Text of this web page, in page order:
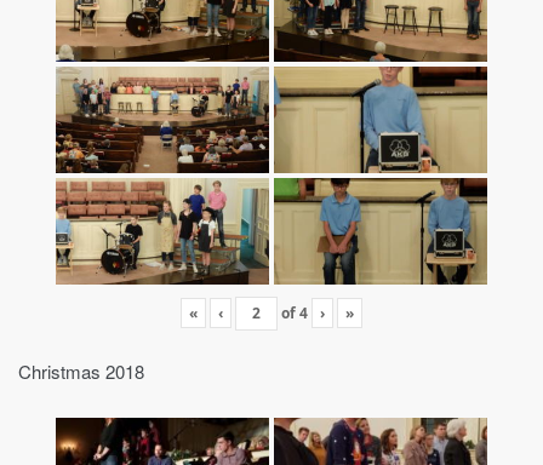
« ‹ of4 › »
Christmas 2018